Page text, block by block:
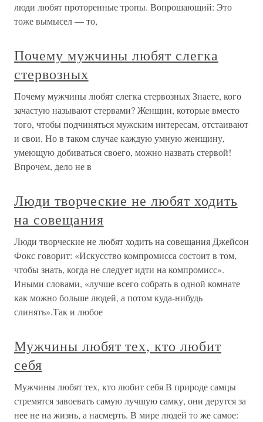
люди любят проторенные тропы. Вопрошающий: Это
тоже вымысел — то,
Почему мужчины любят слегка
стервозных
Почему мужчины любят слегка стервозных Знаете, кого
зачастую называют стервами? Женщин, которые вместо
того, чтобы подчиняться мужским интересам, отстаивают
и свои. Но в таком случае каждую умную женщину,
умеющую добиваться своего, можно назвать стервой!
Впрочем, дело не в
Люди творческие не любят ходить
на совещания
Люди творческие не любят ходить на совещания Джейсон
Фокс говорит: «Искусство компромисса состоит в том,
чтобы знать, когда не следует идти на компромисс».
Иными словами, «лучше всего собрать в одной комнате
как можно больше людей, а потом куда-нибудь
слинять».Так и любое
Мужчины любят тех, кто любит
себя
Мужчины любят тех, кто любит себя В природе самцы
стремятся завоевать самую лучшую самку, они дерутся за
нее не на жизнь, а насмерть. В мире людей то же самое: